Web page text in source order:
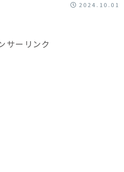
2024.10.01
サーリンク